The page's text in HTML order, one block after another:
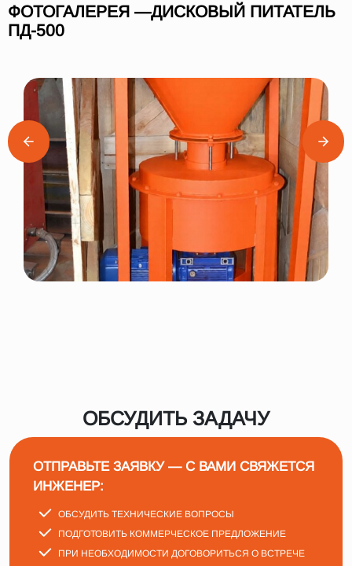
ФОТОГАЛЕРЕЯ —ДИСКОВЫЙ ПИТАТЕЛЬ
ПД-500
ОБСУДИТЬ ЗАДАЧУ
ОТПРАВЬТЕ ЗАЯВКУ — С ВАМИ СВЯЖЕТСЯ
ИНЖЕНЕР:
ОБСУДИТЬ ТЕХНИЧЕСКИЕ ВОПРОСЫ
ПОДГОТОВИТЬ КОММЕРЧЕСКОЕ ПРЕДЛОЖЕНИЕ
ПРИ НЕОБХОДИМОСТИ ДОГОВОРИТЬСЯ О ВСТРЕЧЕ